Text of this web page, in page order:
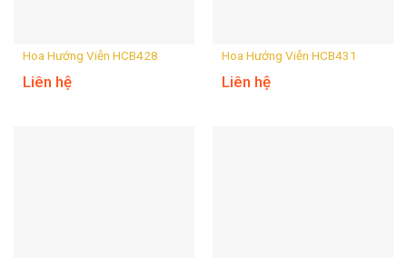
Hoa Hướng Viễn HCB428
Liên hệ
Hoa Hướng Viễn HCB431
Liên hệ